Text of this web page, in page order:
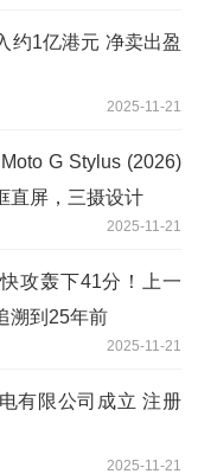
约1亿港元 净卖出盈
2025-11-21
G Stylus (2026)
直屏，三摄设计
2025-11-21
攻轰下41分！上一
溯到25年前
2025-11-21
有限公司成立 注册
2025-11-21